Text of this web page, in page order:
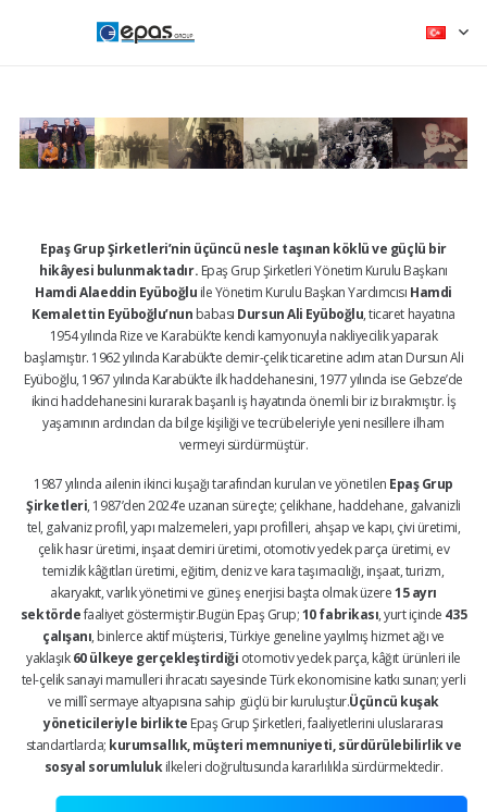
Epaş Grup Şirketleri’nin üçüncü nesle taşınan köklü ve güçlü bir
hikâyesi bulunmaktadır. Epaş Grup Şirketleri Yönetim Kurulu Başkanı
Hamdi Alaeddin Eyüboğlu ile Yönetim Kurulu Başkan Yardımcısı Hamdi
Kemalettin Eyüboğlu’nun babası Dursun Ali Eyüboğlu, ticaret hayatına
1954 yılında Rize ve Karabük’te kendi kamyonuyla nakliyecilik yaparak
başlamıştır. 1962 yılında Karabük’te demir-çelik ticaretine adım atan Dursun Ali
Eyüboğlu, 1967 yılında Karabük’te ilk haddehanesini, 1977 yılında ise Gebze’de
ikinci haddehanesini kurarak başarılı iş hayatında önemli bir iz bırakmıştır. İş
yaşamının ardından da bilge kişiliği ve tecrübeleriyle yeni nesillere ilham
vermeyi sürdürmüştür.
1987 yılında ailenin ikinci kuşağı tarafından kurulan ve yönetilen Epaş Grup
Şirketleri, 1987’den 2024’e uzanan süreçte; çelikhane, haddehane, galvanizli
tel, galvaniz profil, yapı malzemeleri, yapı profilleri, ahşap ve kapı, çivi üretimi,
çelik hasır üretimi, inşaat demiri üretimi, otomotiv yedek parça üretimi, ev
temizlik kâğıtları üretimi, eğitim, deniz ve kara taşımacılığı, inşaat, turizm,
akaryakıt, varlık yönetimi ve güneş enerjisi başta olmak üzere15 ayrı
sektördefaaliyet göstermiştir.Bugün Epaş Grup;10 fabrikası, yurt içinde 435
çalışanı, binlerce aktif müşterisi, Türkiye geneline yayılmış hizmet ağı ve
yaklaşık60 ülkeye gerçekleştirdiği otomotiv yedek parça, kâğıt ürünleri ile
tel-çelik sanayi mamulleri ihracatı sayesinde Türk ekonomisine katkı sunan; yerli
ve millî sermaye altyapısına sahip güçlü bir kuruluştur.Üçüncü kuşak
yöneticileriyle birlikte Epaş Grup Şirketleri, faaliyetlerini uluslararası
standartlarda; kurumsallık, müşteri memnuniyeti, sürdürülebilirlik ve
sosyal sorumlulukilkeleri doğrultusunda kararlılıkla sürdürmektedir.